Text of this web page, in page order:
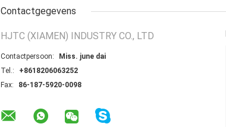
Contactgegevens
HJTC (XIAMEN) INDUSTRY CO., LTD
Contactpersoon:
Miss. june dai
Tel.:
+8618206063252
Fax:
86-187-5920-0098